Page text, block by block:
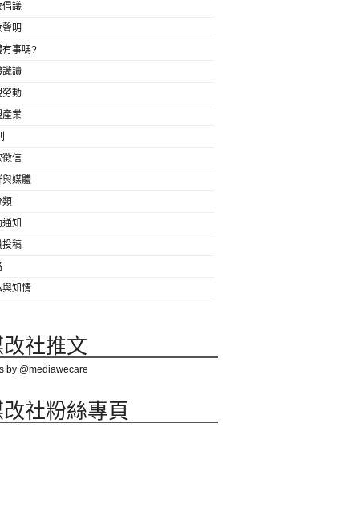
倡議
聲明
有事嗎?
識讀
勞動
產業
徵信
與媒體
類
知
投稿
與知情
社推文
by @mediawecare
社粉絲專頁